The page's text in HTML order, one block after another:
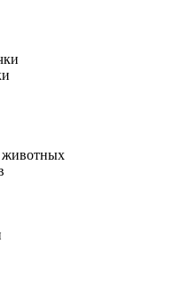
животных